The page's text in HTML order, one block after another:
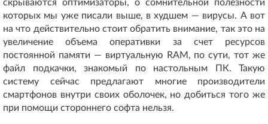
скрываются оптимизаторы, о сомнительной полезности
которых мы уже писали выше, в худшем — вирусы. А вот
на что действительно стоит обратить внимание, так это на
увеличение объема оперативки за счет ресурсов
постоянной памяти — виртуальную RAM, по сути, тот же
файл подкачки, знакомый по настольным ПК. Такую
систему сейчас предлагают многие производители
смартфонов внутри своих оболочек, но добиться того же
при помощи стороннего софта нельзя.